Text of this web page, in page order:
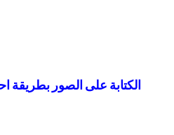
الكتابة على الصور بطريقة